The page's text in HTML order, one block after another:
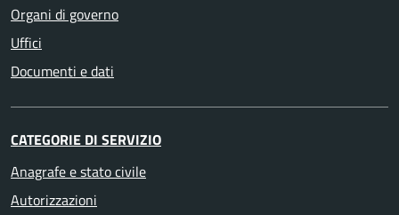
Organi di governo
Uffici
Documenti e dati
CATEGORIE DI SERVIZIO
Anagrafe e stato civile
Autorizzazioni